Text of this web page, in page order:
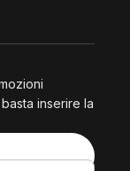
inserire la